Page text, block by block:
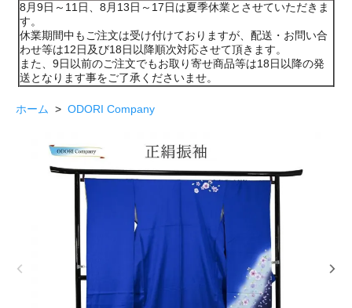
8月9日～11日、8月13日～17日は夏季休業とさせていただきま
す。
休業期間中もご注文は受け付けておりますが、配送・お問い合
わせ等は12日及び18日以降順次対応させて頂きます。
また、9日以前のご注文でもお取り寄せ商品等は18日以降の発
送となります事をご了承くださいませ。
ホーム > ODORI Company